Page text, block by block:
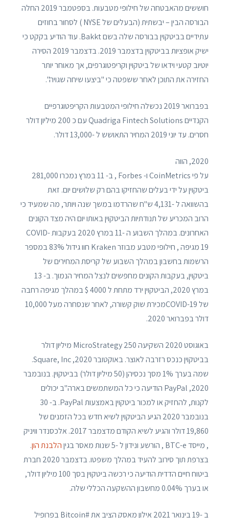
חוששים מהאבטחה של חילופי מטבעות. בספטמבר 2019 החלה
הבורסה הבין – יבשתית (הבעלים של NYSE ) לסחור בחוזים
עתידיים בביטקוין בבורסה שלה בשם Bakkt. עוד הודיע בקקט כי
ישיק אופציות בביטקוין בדצמבר 2019. בדצמבר 2019 הסירה
יוטיוב קטעי וידאו של ביטקוין וקריפטוגרפים, אך מאוחר יותר
החזירה את התוכן לאחר ששפטה כי "ביצעו שיחה שגויה".
בפברואר 2019 נכשלה חילופי המטבעות הקריפטוגרפיים
הקנדיים Quadriga Fintech Solutions עם כ 200 מיליון דולר
חסרים. עד יוני 2019 המחיר התאושש ל -13,000 דולר.
2020, הווה
על פי CoinMetrics ו- Forbes , ב- 11 במרץ נמכרו 281,000
ביטקוין על ידי בעלים שהחזיקו בהם רק שלושים יום. זאת
בהשוואה ל -4,131 ש"ח שהרדמו במשך שנה ויותר, מה שמעיד כי
הרוב המכריע של תנודתיות הביטקוין באותו יום היה מצד הקונים
האחרונים. במהלך השבוע ה -11 במרץ 2020 בעקבות COVID-
19 מגיפה , חילופי מטבע מבוזר Kraken חוו גידול 83% במספר
הרשמות בחשבון במהלך השבוע של קריסת המחירים של
ביטקוין, בעקבות הקונים מחפשים לנצל המחיר הנמוך. ב- 13
במרץ 2020, הביטקוין ירד מתחת ל 4000 $ במהלך מגיפה רחבה
של COVID-19מכירת שוק קשורה, לאחר שנסחרה מעל 10,000
דולר בפברואר 2020.
באוגוסט 2020 השקיעה MicroStrategy 250 מיליון דולר
בביטקוין כנכס רזרבה לאוצר. באוקטובר 2020, Square, Inc.
שמה בערך 1% מסך נכסיהן (50 מיליון דולר) בביטקוין. בנובמבר
2020, PayPal הודיעה כי כל המשתמשים בארה"ב יכולים
לקנות, להחזיק או למכור ביטקוין באמצעות PayPal. ב- 30
בנובמבר 2020 הגיע הביטקוין לשיא חדש בכל הזמנים של
19,860 דולר והגיע לשיא הקודם מדצמבר 2017. אלכסנדר וויניק
, מייסד BTC-e , הורשע ונידון ל -5 שנות מאסר בגין
הלבנת הון.
בצרפת תוך סירוב להעיד במהלך משפטו. בדצמבר 2020 חברת
ביטוח חיים הדדית הודיעה כי רכשה ביטקוין בסך 100 מיליון דולר,
או בערך 0.04% מחשבון ההשקעה הכללי שלה.
ב -19 בינואר 2021 אילון מאסק הציב את #Bitcoin בפרופיל